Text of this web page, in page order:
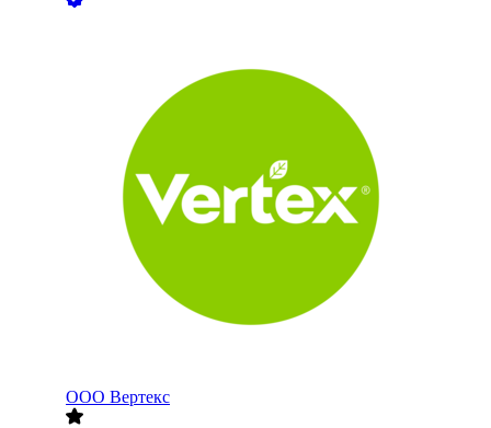
ООО Вертекс